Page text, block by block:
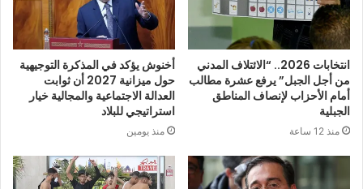
انتخابات 2026.. “الائتلاف المدني
من أجل الجبل” يرفع عشرة مطالب
أمام الأحزاب لإنصاف المناطق
الجبلية
منذ 12 ساعة
أخنوش يؤكد في المذكرة التوجيهية
حول ميزانية 2027 أن ثوابت
العدالة الاجتماعية والمجالية خيار
استراتيجي للبلاد
منذ يومين